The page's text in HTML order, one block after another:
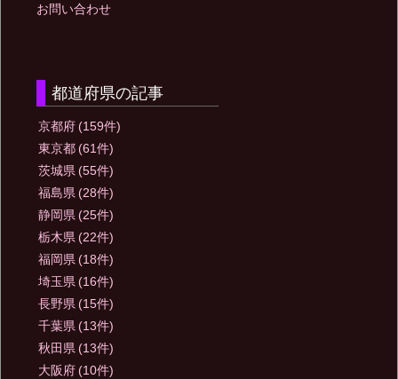
お問い合わせ
都道府県の記事
京都府 (159件)
東京都 (61件)
茨城県 (55件)
福島県 (28件)
静岡県 (25件)
栃木県 (22件)
福岡県 (18件)
埼玉県 (16件)
長野県 (15件)
千葉県 (13件)
秋田県 (13件)
大阪府 (10件)